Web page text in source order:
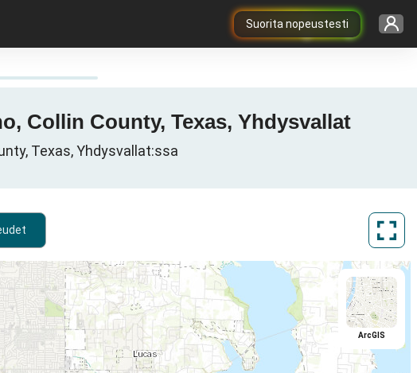
Suorita nopeustesti
Collin County, Texas, Yhdysvallat
Texas, Yhdysvallat:ssa
ArcGIS